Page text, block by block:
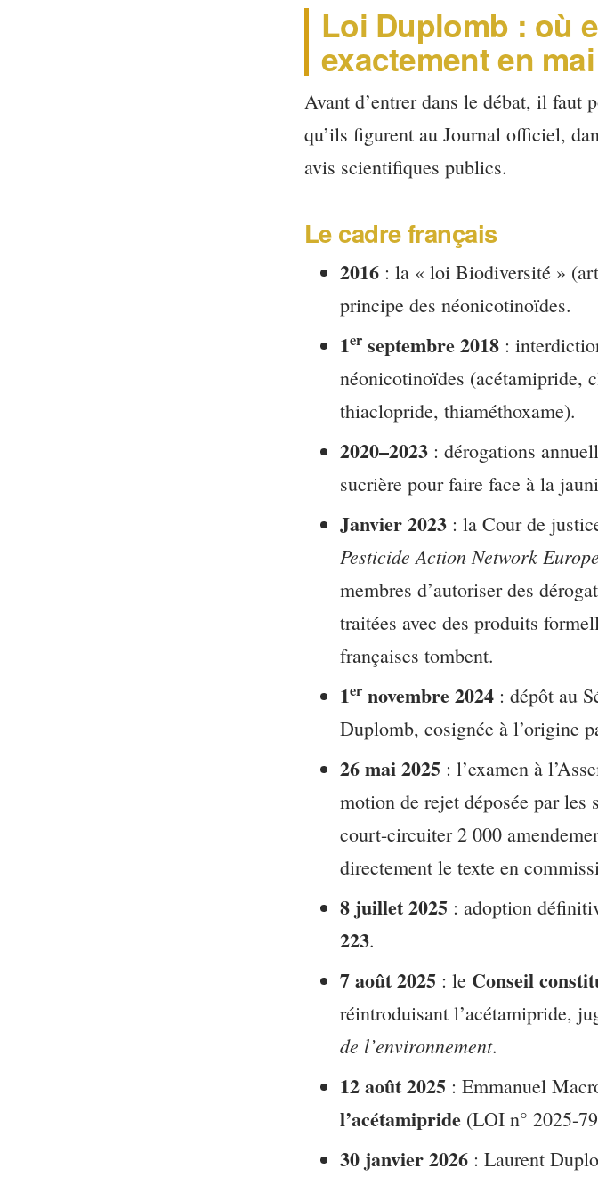
Loi Duplomb : où
exactement en
Avant d’entrer dans le débat, il faut
qu’ils figurent au Journal officiel,
avis scientifiques publics.
Le cadre français
2016 : la « loi Biodiversité »
principe des néonicotinoïdes.
1er septembre 2018 :
néonicotinoïdes (acétamipride,
thiaclopride, thiaméthoxame).
2020–2023 : dérogations
sucrière pour faire face à la
Janvier 2023 : la Cour de
Pesticide Action Network Europe
membres d’autoriser des
traitées avec des produits
françaises tombent.
1er novembre 2024 : dépôt au
Duplomb, cosignée à l’origine
26 mai 2025 : l’examen à
motion de rejet déposée par les
court-circuiter 2 000
directement le texte en
8 juillet 2025 : adoption
223.
7 août 2025 : le Conseil
réintroduisant l’acétamipride,
de l’environnement.
12 août 2025 : Emmanuel
l’acétamipride (LOI n° 2025-
30 janvier 2026 : Laurent